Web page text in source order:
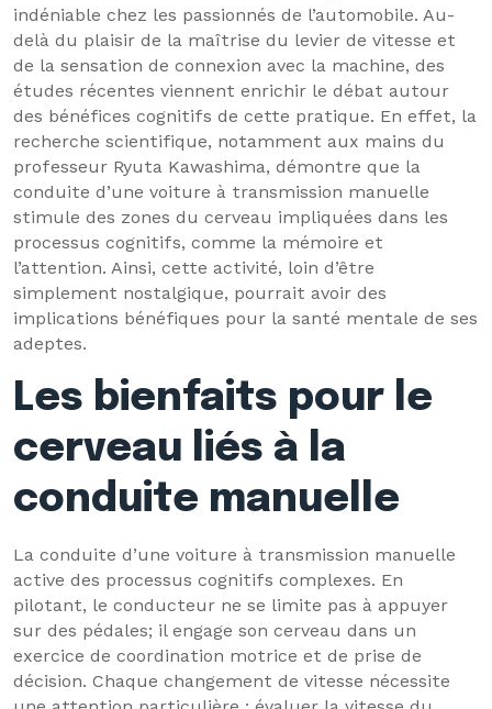
indéniable chez les passionnés de l’automobile. Au-
delà du plaisir de la maîtrise du levier de vitesse et
de la sensation de connexion avec la machine, des
études récentes viennent enrichir le débat autour
des bénéfices cognitifs de cette pratique. En effet, la
recherche scientifique, notamment aux mains du
professeur Ryuta Kawashima, démontre que la
conduite d’une voiture à transmission manuelle
stimule des zones du cerveau impliquées dans les
processus cognitifs, comme la mémoire et
l’attention. Ainsi, cette activité, loin d’être
simplement nostalgique, pourrait avoir des
implications bénéfiques pour la santé mentale de ses
adeptes.
Les bienfaits pour le
cerveau liés à la
conduite manuelle
La conduite d’une voiture à transmission manuelle
active des processus cognitifs complexes. En
pilotant, le conducteur ne se limite pas à appuyer
sur des pédales; il engage son cerveau dans un
exercice de coordination motrice et de prise de
décision. Chaque changement de vitesse nécessite